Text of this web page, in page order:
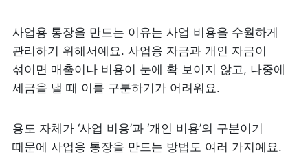
사업용 통장을 만드는 이유는 사업 비용을 수월하게
관리하기 위해서예요. 사업용 자금과 개인 자금이
섞이면 매출이나 비용이 눈에 확 보이지 않고, 나중에
세금을 낼 때 이를 구분하기가 어려워요.
용도 자체가 ‘사업 비용’과 ‘개인 비용’의 구분이기
때문에 사업용 통장을 만드는 방법도 여러 가지예요.